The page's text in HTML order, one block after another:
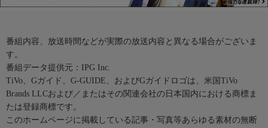
番組内容、放送時間などが実際の放送内容と異なる場合がございま
す。
番組データ提供元：IPG Inc.
TiVo、Gガイド、G-GUIDE、およびGガイドロゴは、米国TiVo
Brands LLCおよび／またはその関連会社の日本国内における商標ま
たは登録商標です。
このホームページに掲載している記事・写真等あらゆる素材の無断